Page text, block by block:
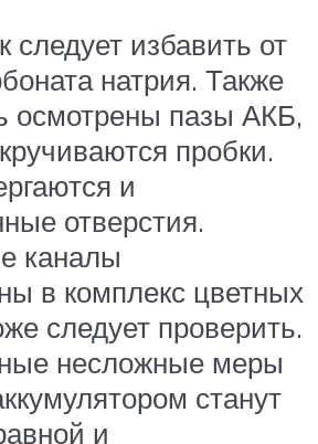
следует избавить от
натрия. Также
осмотрены пазы АКБ,
пробки.
и
отверстия.
каналы
в комплекс цветных
следует проверить.
несложные меры
станут
и